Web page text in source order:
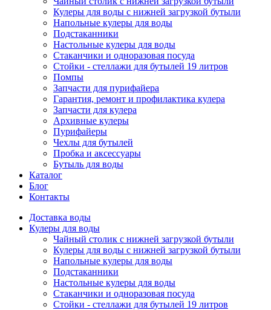
Кулеры для воды с нижней загрузкой бутыли
Напольные кулеры для воды
Подстаканники
Настольные кулеры для воды
Стаканчики и одноразовая посуда
Стойки - стеллажи для бутылей 19 литров
Помпы
Запчасти для пурифайера
Гарантия, ремонт и профилактика кулера
Запчасти для кулера
Архивные кулеры
Пурифайеры
Чехлы для бутылей
Пробка и аксессуары
Бутыль для воды
Каталог
Блог
Контакты
Доставка воды
Кулеры для воды
Чайный столик с нижней загрузкой бутыли
Кулеры для воды с нижней загрузкой бутыли
Напольные кулеры для воды
Подстаканники
Настольные кулеры для воды
Стаканчики и одноразовая посуда
Стойки - стеллажи для бутылей 19 литров